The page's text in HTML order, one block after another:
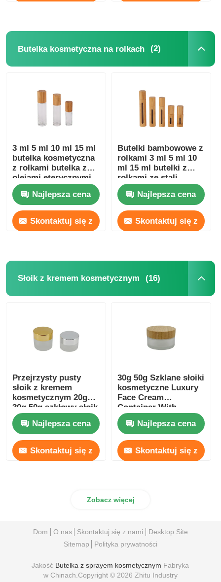
Butelka kosmetyczna na rolkach (2)
3 ml 5 ml 10 ml 15 ml
butelka kosmetyczna
z rolkami butelka z
olejami eterycznymi
Najlepsza cena
Skontaktuj się z
Butelki bambowowe z
rolkami 3 ml 5 ml 10
ml 15 ml butelki z
rolkami ze stali
nierdzewnej
Najlepsza cena
Skontaktuj się z
Słoik z kremem kosmetycznym (16)
Przejrzysty pusty
słoik z kremem
kosmetycznym 20g
30g 50g szkłowy słoik
z mrożeniem
Najlepsza cena
Skontaktuj się z
30g 50g Szklane słoiki
kosmetyczne Luxury
Face Cream
Container With
Bamboo Lids
Najlepsza cena
Skontaktuj się z
Zobacz więcej
Dom O nas Skontaktuj się z nami
Desktop Site
Sitemap
Polityka prywatności
Jakość Butelka z sprayem kosmetycznym Fabryka
w Chinach.Copyright © 2026 Zhitu Industry